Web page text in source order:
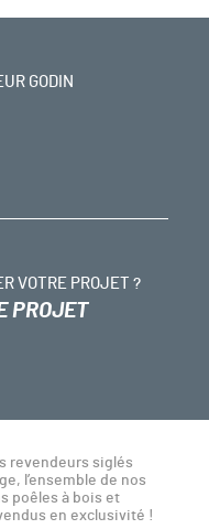
GODIN
VOTRE PROJET ?
PROJET
revendeurs siglés
l’ensemble de nos
poêles à bois et
en exclusivité !